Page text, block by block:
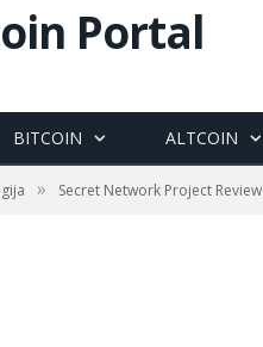
Portal
BITCOIN ALTCOIN
» Secret Network Project Review